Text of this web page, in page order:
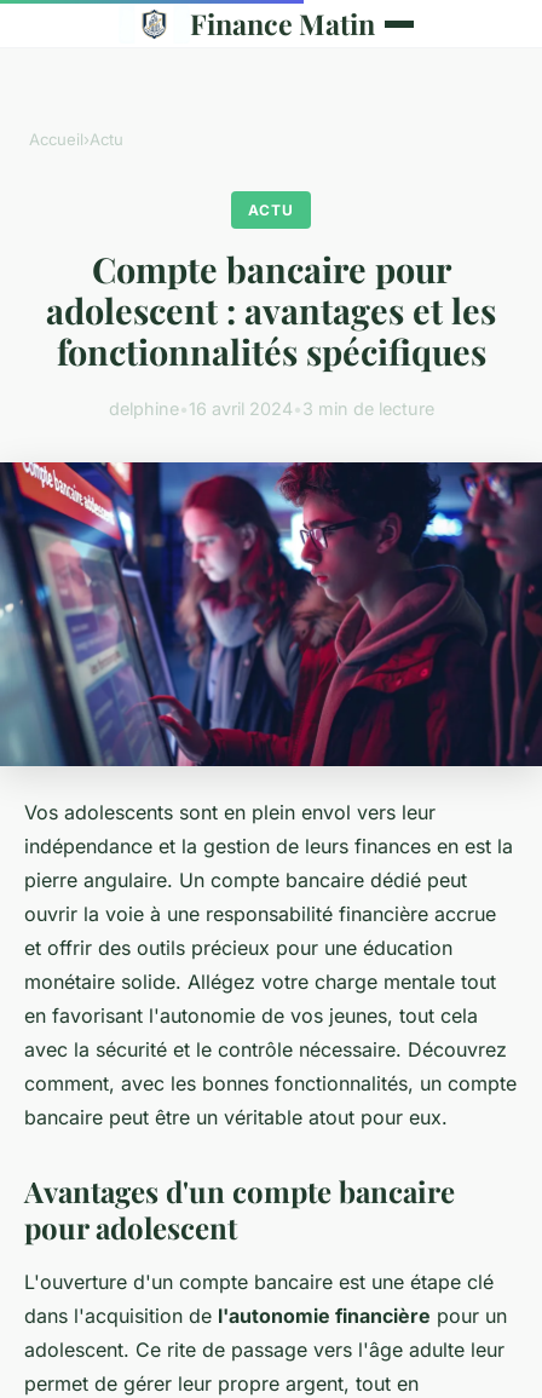
Finance Matin
Accueil›Actu
ACTU
Compte bancaire pour
adolescent : avantages et les
fonctionnalités spécifiques
delphine•16 avril 2024•3 min de lecture
Vos adolescents sont en plein envol vers leur
indépendance et la gestion de leurs finances en est la
pierre angulaire. Un compte bancaire dédié peut
ouvrir la voie à une responsabilité financière accrue
et offrir des outils précieux pour une éducation
monétaire solide. Allégez votre charge mentale tout
en favorisant l'autonomie de vos jeunes, tout cela
avec la sécurité et le contrôle nécessaire. Découvrez
comment, avec les bonnes fonctionnalités, un compte
bancaire peut être un véritable atout pour eux.
Avantages d'un compte bancaire
pour adolescent
L'ouverture d'un compte bancaire est une étape clé
dans l'acquisition de l'autonomie financière pour un
adolescent. Ce rite de passage vers l'âge adulte leur
permet de gérer leur propre argent, tout en